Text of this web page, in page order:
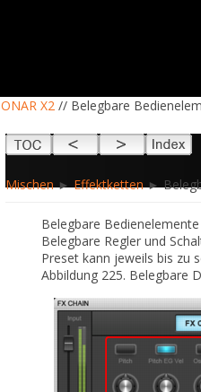
X2 // Belegbare
Mischen►Effektketten►
Belegbare
Belegbare Regler und
Preset kann jeweils bis zu
Abbildung 225. Belegbare